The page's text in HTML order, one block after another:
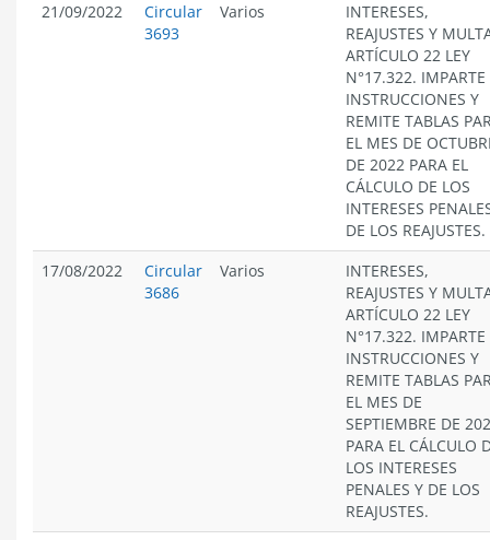
21/09/2022
Circular
3693
Varios
INTERESES,
REAJUSTES Y
ARTÍCULO 22 LEY
N°17.322. IMPARTE
INSTRUCCIONES Y
REMITE TABLAS
EL MES DE
DE 2022 PARA EL
CÁLCULO DE LOS
INTERESES
DE LOS REAJUSTES.
17/08/2022
Circular
3686
Varios
INTERESES,
REAJUSTES Y
ARTÍCULO 22 LEY
N°17.322. IMPARTE
INSTRUCCIONES Y
REMITE TABLAS
EL MES DE
SEPTIEMBRE DE
PARA EL CÁLCULO
LOS INTERESES
PENALES Y DE LOS
REAJUSTES.